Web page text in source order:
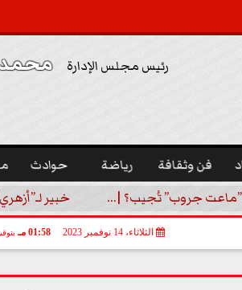
رئيس مجلس الإدارة
فن وثقافة رياضة حوادث
”ماعت جروب” تُجيب؟ |... خبير
الثلاثاء، 14 نوفمبر 2023 01:58 مـ